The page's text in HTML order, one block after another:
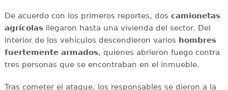
De acuerdo con los primeros reportes, dos camionetas
agrícolasllegaron hasta una vivienda del sector. Del
interior de los vehículos descendieron varios hombres
fuertemente armados, quienes abrieron fuego contra
tres personas que se encontraban en el inmueble.
Tras cometer el ataque, los responsables se dieron a la